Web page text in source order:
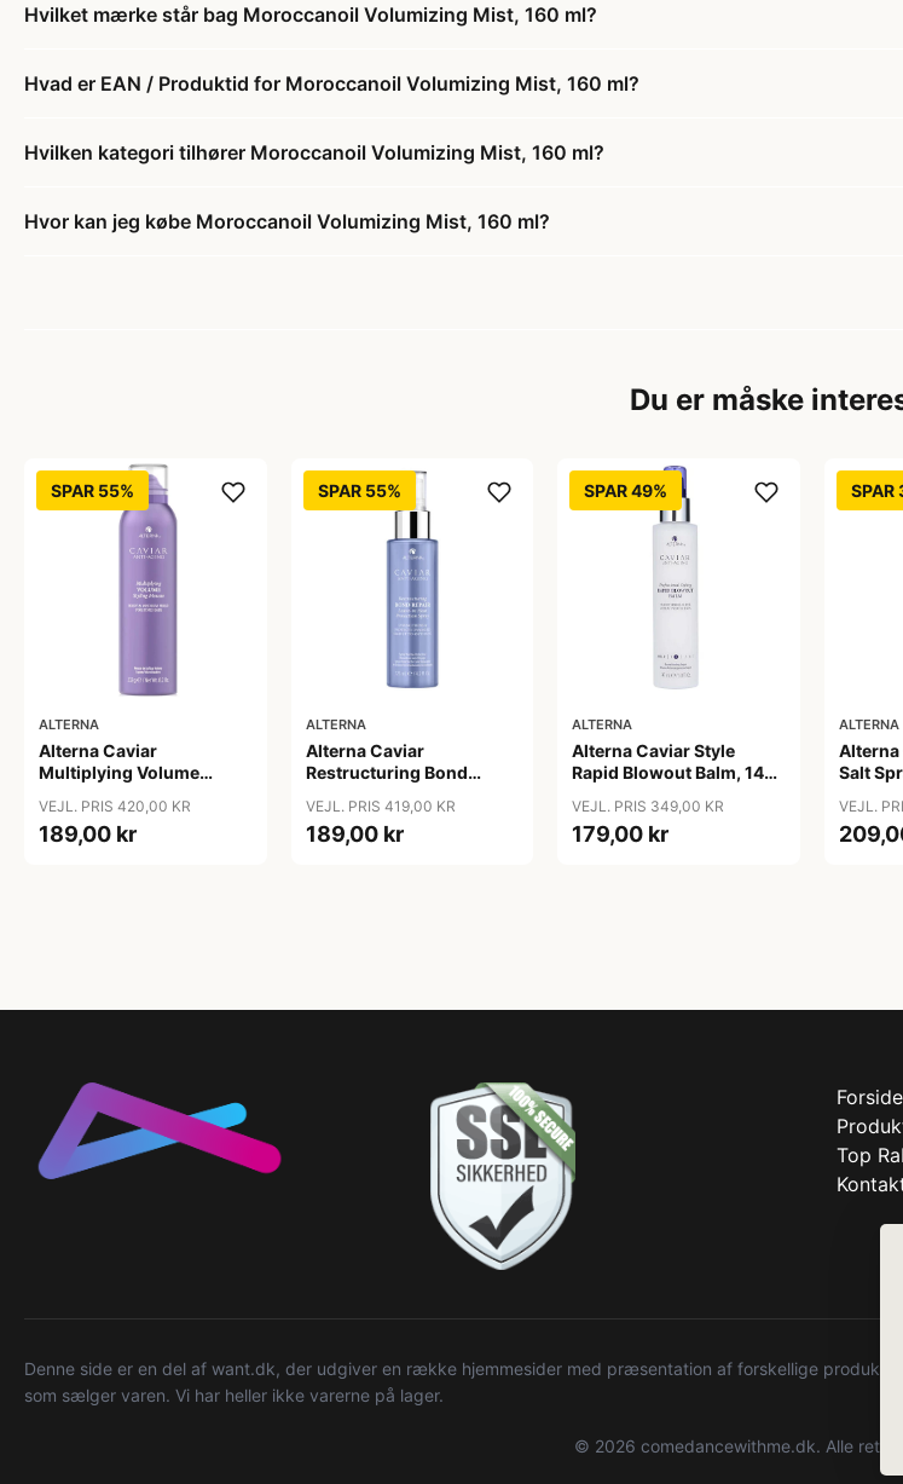
Hvilket mærke står bag Moroccanoil Volumizing Mist, 160 ml?
Hvad er EAN / Produktid for Moroccanoil Volumizing Mist, 160 ml?
Hvilken kategori tilhører Moroccanoil Volumizing Mist, 160 ml?
Hvor kan jeg købe Moroccanoil Volumizing Mist, 160 ml?
Du er måske
SPAR 55%
ALTERNA
Alterna Caviar
Multiplying Volume
VEJL. PRIS 420,00 KR
189,00 kr
SPAR 55%
ALTERNA
Alterna Caviar
Restructuring Bond
Protection Spray, 125 ml
VEJL. PRIS 419,00 KR
189,00 kr
SPAR 49%
ALTERNA
Alterna Caviar Style
Rapid Blowout Balm, 147
VEJL. PRIS 349,00 KR
179,00 kr
SPAR
ALTERNA
Alterna
Salt
VEJL.
Forside
Top
Denne side er en del af want.dk, der udgiver en række hjemmesider med præsentation af forskellige
som sælger varen. Vi har heller ikke varerne på lager.
© 2026 comedancewithme.dk. Alle